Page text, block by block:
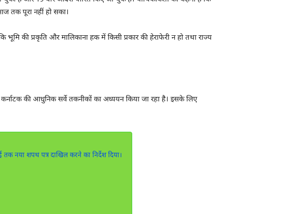
तक पूरा नहीं हो सका।
भूमि की प्रकृति और मालिकाना हक में किसी प्रकार की हेराफेरी न हो तथा राज्य
कर्नाटक की आधुनिक सर्वे तकनीकों का अध्ययन किया जा रहा है। इसके लिए
नया शपथ पत्र दाखिल करने का निर्देश दिया।